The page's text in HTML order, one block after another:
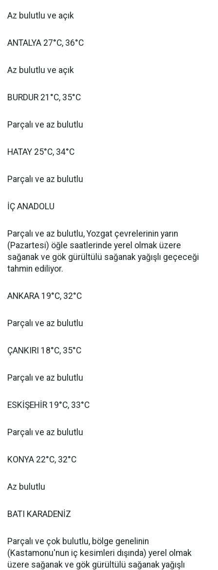
Az bulutlu ve açık
ANTALYA 27°C, 36°C
Az bulutlu ve açık
BURDUR 21°C, 35°C
Parçalı ve az bulutlu
HATAY 25°C, 34°C
Parçalı ve az bulutlu
İÇ ANADOLU
Parçalı ve az bulutlu, Yozgat çevrelerinin yarın
(Pazartesi) öğle saatlerinde yerel olmak üzere
sağanak ve gök gürültülü sağanak yağışlı geçeceği
tahmin ediliyor.
ANKARA 19°C, 32°C
Parçalı ve az bulutlu
ÇANKIRI 18°C, 35°C
Parçalı ve az bulutlu
ESKİŞEHİR 19°C, 33°C
Parçalı ve az bulutlu
KONYA 22°C, 32°C
Az bulutlu
BATI KARADENİZ
Parçalı ve çok bulutlu, bölge genelinin
(Kastamonu'nun iç kesimleri dışında) yerel olmak
üzere sağanak ve gök gürültülü sağanak yağışlı